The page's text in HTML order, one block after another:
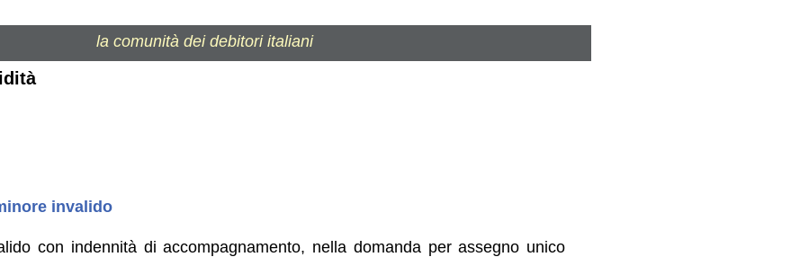
la comunità dei debitori italiani
invalido
con indennità di accompagnamento, nella domanda per assegno unico